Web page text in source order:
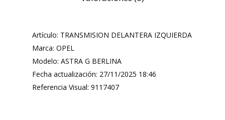
Artículo: TRANSMISION DELANTERA IZQUIERDA
Marca: OPEL
Modelo: ASTRA G BERLINA
Fecha actualización: 27/11/2025 18:46
Referencia Visual: 9117407